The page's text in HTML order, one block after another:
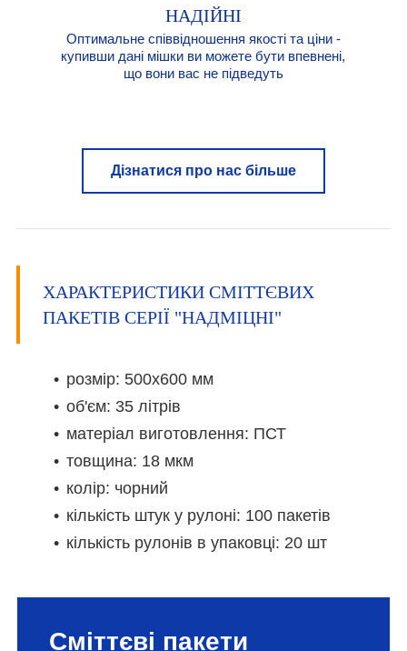
НАДІЙНІ
Оптимальне співвідношення якості та ціни -
купивши дані мішки ви можете бути впевнені,
що вони вас не підведуть
Дізнатися про нас більше
ХАРАКТЕРИСТИКИ СМІТТЄВИХ
ПАКЕТІВ СЕРІЇ "НАДМІЦНІ"
розмір: 500х600 мм
об'єм: 35 літрів
матеріал виготовлення: ПСТ
товщина: 18 мкм
колір: чорний
кількість штук у рулоні: 100 пакетів
кількість рулонів в упаковці: 20 шт
Сміттєві пакети